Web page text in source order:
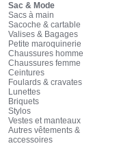
Sac & Mode
Sacs à main
Sacoche & cartable
Valises & Bagages
Petite maroquinerie
Chaussures homme
Chaussures femme
Ceintures
Foulards & cravates
Lunettes
Briquets
Stylos
Vestes et manteaux
Autres vêtements &
accessoires